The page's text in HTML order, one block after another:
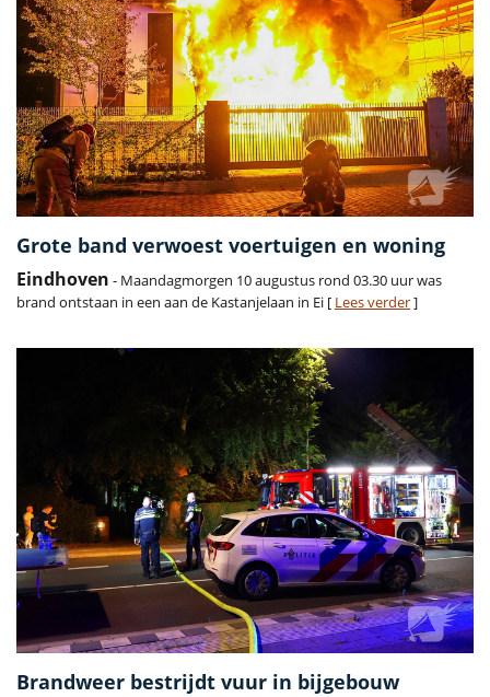
Grote band verwoest voertuigen en woning
Eindhoven - Maandagmorgen 10 augustus rond 03.30 uur was
brand ontstaan in een aan de Kastanjelaan in Ei [ Lees verder]
Brandweer bestrijdt vuur in bijgebouw